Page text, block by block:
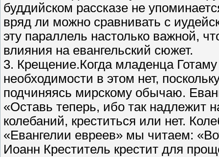
буддийском рассказе не
вряд ли можно сравнивать с
эту параллель настолько важной,
влияния на евангельский сюжет.
3. Крещение.Когда младенца
необходимости в этом нет,
подчиняясь мирскому обычаю.
«Оставь теперь, ибо так надлежит
колебаний, креститься или нет.
«Евангелии евреев» мы читаем:
Иоанн Креститель крестит для